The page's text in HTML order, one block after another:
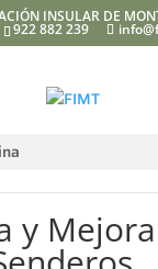
INSULAR DE
922 882 239
y